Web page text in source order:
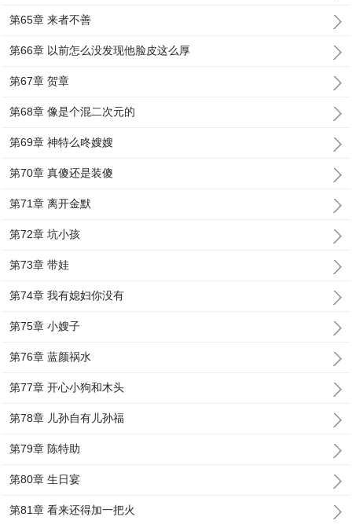
第65章 来者不善
第66章 以前怎么没发现他脸皮这么厚
第67章 贺章
第68章 像是个混二次元的
第69章 神特么咚嫂嫂
第70章 真傻还是装傻
第71章 离开金默
第72章 坑小孩
第73章 带娃
第74章 我有媳妇你没有
第75章 小嫂子
第76章 蓝颜祸水
第77章 开心小狗和木头
第78章 儿孙自有儿孙福
第79章 陈特助
第80章 生日宴
第81章 看来还得加一把火